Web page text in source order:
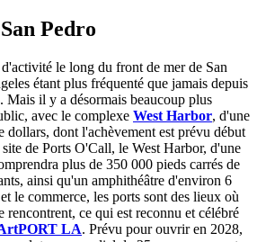
Pedro
le long du front de mer de San
étant plus fréquenté que jamais depuis
Mais il y a désormais beaucoup plus
avec le complexe West Harbor, d'une
dollars, dont l'achèvement est prévu début
de Ports O'Call, le West Harbor, d'une
plus de 350 000 pieds carrés de
ainsi qu'un amphithéâtre d'environ 6
le commerce, les ports sont des lieux où
rencontrent, ce qui est reconnu et célébré
LA. Prévu pour ouvrir en 2028,